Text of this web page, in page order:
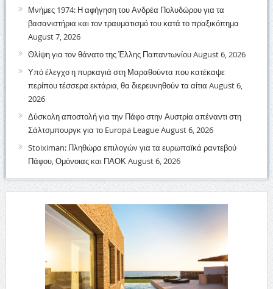
Μνήμες 1974: Η αφήγηση του Ανδρέα Πολυδώρου για τα
βασανιστήρια και τον τραυματισμό του κατά το πραξικόπημα
August 7, 2026
Θλίψη για τον θάνατο της Έλλης ΠαπαντωνίουAugust 6, 2026
Υπό έλεγχο η πυρκαγιά στη Μαραθούντα που κατέκαψε
περίπου τέσσερα εκτάρια, θα διερευνηθούν τα αίτια August 6,
2026
Δύσκολη αποστολή για την Πάφο στην Αυστρία απέναντι στη
Σάλτσμπουργκ για το Europa LeagueAugust 6, 2026
Stoiximan: Πληθώρα επιλογών για τα ευρωπαϊκά ραντεβού
Πάφου, Ομόνοιας και ΠΑΟΚ August 6, 2026